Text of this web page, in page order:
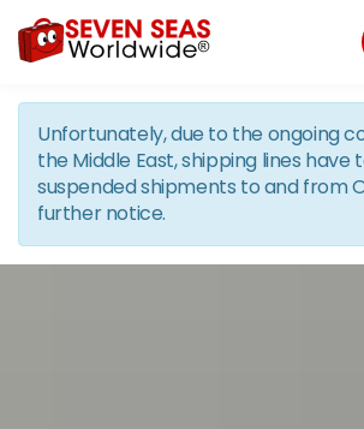
Skip to the content
Unfortunately, due to the ongoing
the Middle East, shipping lines
suspended shipments to and from
further notice.